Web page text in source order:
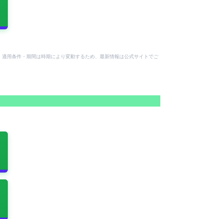
用条件・期間は時期により変動するため、最新情報は公式サイトでご